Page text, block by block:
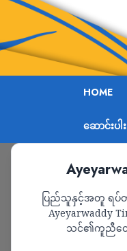
HOME
ဆောင်းပါး
ပြည်သူနှင့်အတူ ရ
သင်၏ကူညီထေ
Home